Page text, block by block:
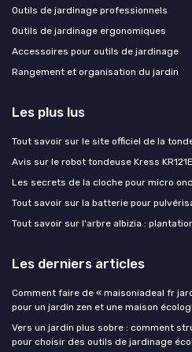
Outils de jardinage professionnels
Outils de jardinage ergonomiques
Accessoires pour outils de jardinage
Rangement et organisation du jardin
Les plus lus
Tout savoir sur le site officiel de la
Avis sur le robot tondeuse Kress
Les secrets de la cloche pour micro
Tout savoir sur la batterie pour
Tout savoir sur l'arbre albizia :
Les derniers articles
Comment faire de « maisoniadeal fr
pour un jardin zen et une maison
Vers un jardin plus sobre : comment
pour choisir des outils de jardinage